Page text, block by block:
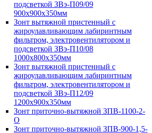
подсветкой ЗВэ-П09/09
900х900х350мм
Зонт вытяжной пристенный с
жироулавливающим лабиринтным
фильтром, электровентилятором и
подсветкой ЗВэ-П10/08
1000х800х350мм
Зонт вытяжной пристенный с
жироулавливающим лабиринтным
фильтром, электровентилятором и
подсветкой ЗВэ-П12/09
1200х900х350мм
Зонт приточно-вытяжной ЗПВ-1100-2-
О
Зонт приточно-вытяжной ЗПВ-900-1,5-